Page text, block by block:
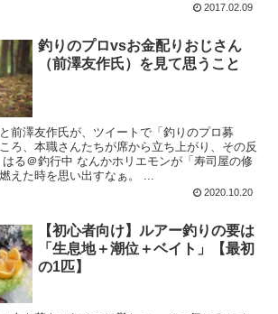
2017.02.09
釣りのプロvsお金配りおじさん
（前澤友作氏）を見て思うこと
前澤友作氏が、ツイートで「釣りのプロ募
ろ、本職さんたちが席から立ち上がり、その反
る＠釣行中 なんかホリエモンが「寿司屋の修
えた時を思い出すなぁ。 ...
2020.10.20
【初心者向け】ルアー釣りの要は
「生息地＋潮位＋ベイト」【最初
の1匹】